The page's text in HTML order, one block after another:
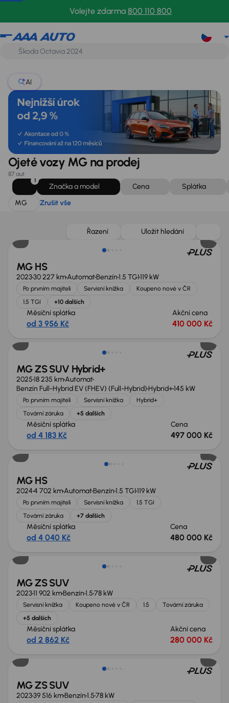
Volejte zdarma 800 110 800
MG
AI
Ojeté vozy MG na prodej
87 aut
1
Značka a model Cena
Splátka
MG
Zrušit vše
Řazení Uložit hledání
MG HS
202330 227 kmAutomatBenzín1.5 TGI119 kW
Po prvním majiteli Servisní knížka
Koupeno nové v ČR
1.5 TGI
+10 dalších
Měsíční splátka
od 3 956 Kč
Akční cena
410 000 Kč
MG ZS SUV Hybrid+
202518 235 kmAutomat
Benzín Full-Hybrid EV (FHEV) (Full-Hybrid) Hybrid+145 kW
Po prvním majiteli Servisní knížka
Hybrid+
Tovární záruka
+5 dalších
Měsíční splátka
od 4 183 Kč
Cena
497 000 Kč
MG HS
20244 702 kmAutomatBenzín1.5 TGI119 kW
Po prvním majiteli Servisní knížka
1.5 TGI
Tovární záruka
+7 dalších
Měsíční splátka
od 4 040 Kč
Cena
480 000 Kč
MG ZS SUV
202311 902 kmBenzín1.578 kW
Servisní knížka Koupeno nové v ČR 1.5
Tovární záruka
+5 dalších
Měsíční splátka
od 2 862 Kč
Akční cena
280 000 Kč
Možnost odpočtu DPH
MG ZS SUV
202339 516 kmBenzín1.578 kW